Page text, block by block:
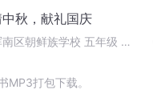
秋，献礼国庆
区朝鲜族学校 五年级 孙
打包下载。